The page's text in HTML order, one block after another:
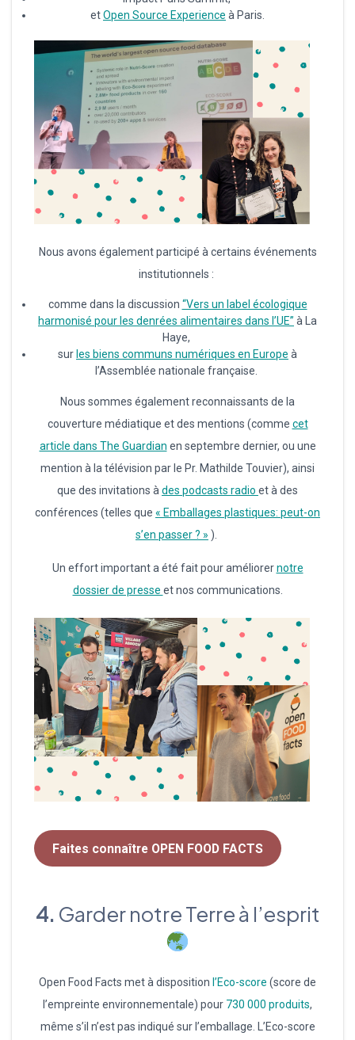
etOpen Source Experience à Paris.
Nous avons également participé à certains événements
institutionnels :
comme dans la discussion “Vers un label écologique
harmonisé pour les denrées alimentaires dans l’UE” à La
Haye,
surles biens communs numériques en Europe à
l’Assemblée nationale française.
Nous sommes également reconnaissants de la
couverture médiatique et des mentions (comme cet
article dans The Guardian en septembre dernier, ou une
mention à la télévision par le Pr. Mathilde Touvier), ainsi
que des invitations à des podcasts radio et à des
conférences (telles que « Emballages plastiques: peut-on
s’en passer ? » ).
Un effort important a été fait pour améliorernotre
dossier de presse et nos communications.
Faites connaître OPEN FOOD FACTS
4. Garder notre Terre à l’esprit
Open Food Facts met à disposition l’Eco-score (score de
l’empreinte environnementale) pour 730 000 produits,
même s’il n’est pas indiqué sur l’emballage. L’Eco-score